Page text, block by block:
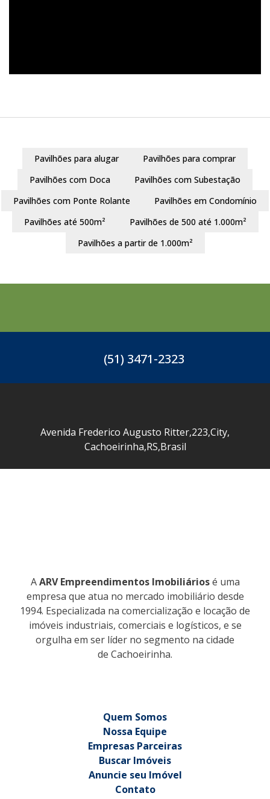
Pavilhões para alugar
Pavilhões para comprar
Pavilhões com Doca
Pavilhões com Subestação
Pavilhões com Ponte Rolante
Pavilhões em Condomínio
Pavilhões até 500m²
Pavilhões de 500 até 1.000m²
Pavilhões a partir de 1.000m²
(51) 3471-2323
Avenida Frederico Augusto Ritter,223,City,
Cachoeirinha,RS,Brasil
AARV Empreendimentos Imobiliáriosé uma
empresa que atua no mercado imobiliário desde
1994. Especializada na comercialização e locação de
imóveis industriais, comerciais e logísticos, e se
orgulha em ser líder no segmento na cidade
de Cachoeirinha.
Quem Somos
Nossa Equipe
Empresas Parceiras
Buscar Imóveis
Anuncie seu Imóvel
Contato